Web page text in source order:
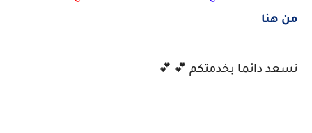
من هنا
نسعد دائما بخدمتكم 💕 💕